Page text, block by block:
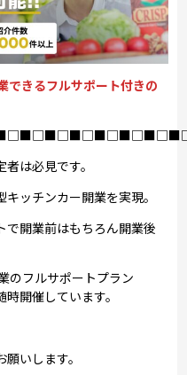
できるフルサポート付きの
は必見です。
ッチンカー開業を実現。
で開業前はもちろん開業後
のフルサポートプラン
開催しています。
いします。